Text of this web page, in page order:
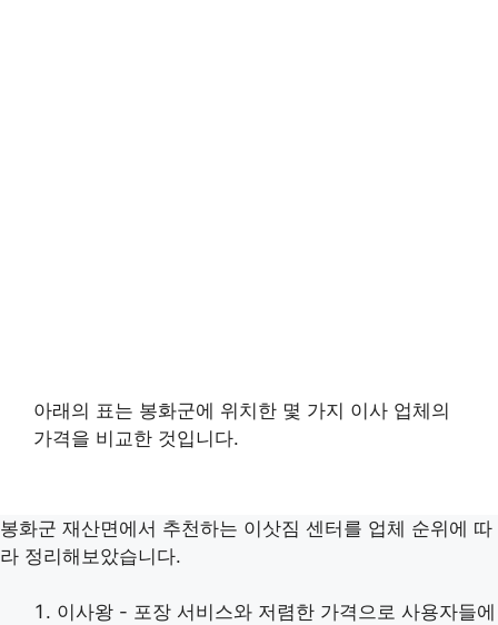
아래의 표는 봉화군에 위치한 몇 가지 이사 업체의
가격을 비교한 것입니다.
봉화군 재산면에서 추천하는 이삿짐 센터를 업체 순위에 따
라 정리해보았습니다.
이사왕 - 포장 서비스와 저렴한 가격으로 사용자들에